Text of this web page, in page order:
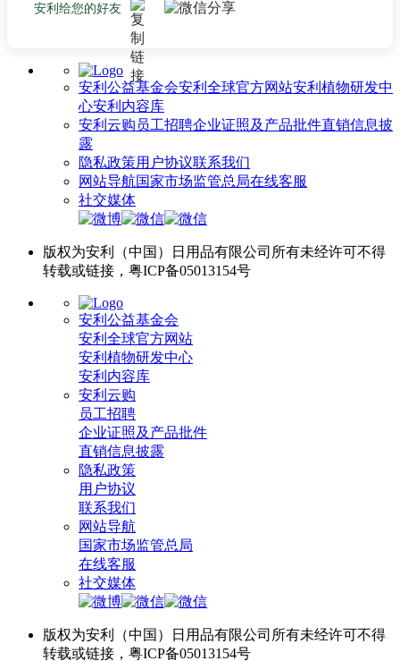
安利给您的好友
安利公益基金会安利全球官方网站安利植物研发中
心安利内容库
安利云购 员工招聘企业证照及产品批件直销信息披
露
隐私政策用户协议联系我们
网站导航国家市场监管总局在线客服
社交媒体
版权为安利（中国）日用品有限公司所有未经许可不得
转载或链接，粤ICP备05013154号
安利公益基金会
安利全球官方网站
安利植物研发中心
安利内容库
安利云购
员工招聘
企业证照及产品批件
直销信息披露
隐私政策
用户协议
联系我们
网站导航
国家市场监管总局
在线客服
社交媒体
版权为安利（中国）日用品有限公司所有未经许可不得
转载或链接，粤ICP备05013154号